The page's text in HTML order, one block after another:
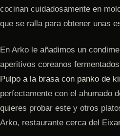
cocinan cuidadosamente en
que se ralla para obtener unas
En Arko le añadimos un
aperitivos coreanos
Pulpo a la brasa con panko de
perfectamente con el ahumado
quieres probar este y otros
Arko, restaurante cerca del